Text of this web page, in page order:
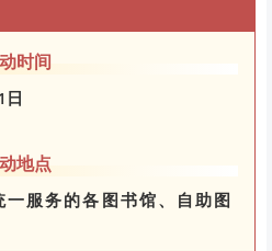
时间
地点
服务的各图书馆、自助图